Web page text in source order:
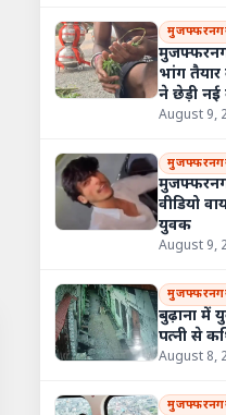
भांग
ने छेड़ी
August 9,
वीडियो
युवक
August 9,
बुढ़ाना में
पत्नी से
August 8,